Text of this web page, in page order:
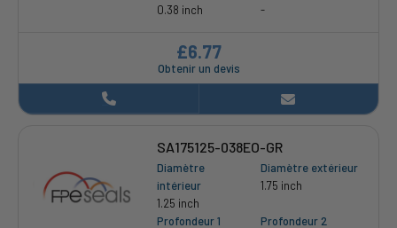
0.38 inch
-
Obtenir un devis
£6.77
SA175125-038EO-GR
Diamètre
intérieur
1.25 inch
Diamètre extérieur
1.75 inch
Profondeur 1
Profondeur 2